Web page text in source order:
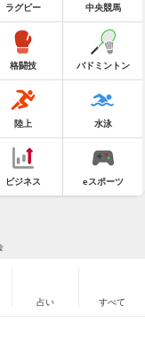
ラグビー 中央競馬
格闘技 バドミントン
陸上 水泳
ビジネス eスポーツ
占い すべて